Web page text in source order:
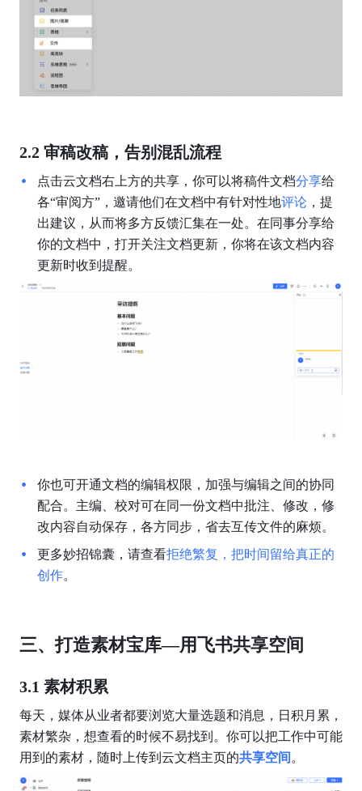
2.2 审稿改稿，告别混乱流程
点击云文档右上方的共享，你可以将稿件文档分享给
各“审阅方”，邀请他们在文档中有针对性地评论，提
出建议，从而将多方反馈汇集在一处。在同事分享给
你的文档中，打开关注文档更新，你将在该文档内容
更新时收到提醒。
你也可开通文档的编辑权限，加强与编辑之间的协同
配合。主编、校对可在同一份文档中批注、修改，修
改内容自动保存，各方同步，省去互传文件的麻烦。
更多妙招锦囊，请查看拒绝繁复，把时间留给真正的
创作。
三、打造素材宝库—用飞书共享空间
3.1 素材积累
每天，媒体从业者都要浏览大量选题和消息，日积月累，
素材繁杂，想查看的时候不易找到。你可以把工作中可能
用到的素材，随时上传到云文档主页的共享空间 。